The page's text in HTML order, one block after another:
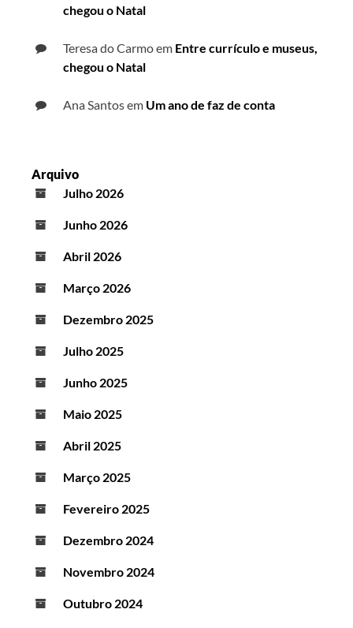
chegou o Natal
Teresa do Carmoem Entre currículo e museus,
chegou o Natal
Ana Santosem Um ano de faz de conta
Arquivo
Julho 2026
Junho 2026
Abril 2026
Março 2026
Dezembro 2025
Julho 2025
Junho 2025
Maio 2025
Abril 2025
Março 2025
Fevereiro 2025
Dezembro 2024
Novembro 2024
Outubro 2024